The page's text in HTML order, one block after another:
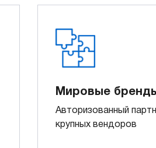
Мировые
Авторизованный
крупных вендоров